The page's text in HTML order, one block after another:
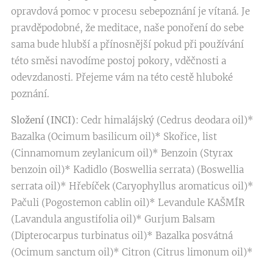
opravdová pomoc v procesu sebepoznání je vítaná. Je
pravděpodobné, že meditace, naše ponoření do sebe
sama bude hlubší a přínosnější pokud při používání
této směsi navodíme postoj pokory, vděčnosti a
odevzdanosti. Přejeme vám na této cestě hluboké
poznání.
Složení (INCI): Cedr himalájský (Cedrus deodara oil)*
Bazalka (Ocimum basilicum oil)* Skořice, list
(Cinnamomum zeylanicum oil)* Benzoin (Styrax
benzoin oil)* Kadidlo (Boswellia serrata) (Boswellia
serrata oil)* Hřebíček (Caryophyllus aromaticus oil)*
Pačuli (Pogostemon cablin oil)* Levandule KAŠMÍR
(Lavandula angustifolia oil)* Gurjum Balsam
(Dipterocarpus turbinatus oil)* Bazalka posvátná
(Ocimum sanctum oil)* Citron (Citrus limonum oil)*